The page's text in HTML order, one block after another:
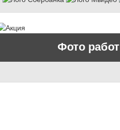
Фото работ